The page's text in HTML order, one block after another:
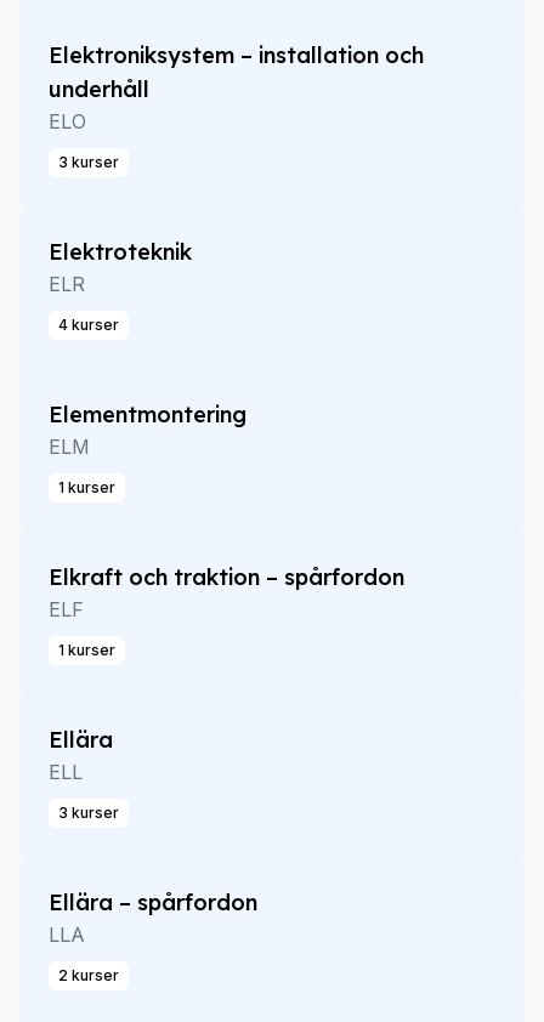
Elektroniksystem – installation och
underhåll
ELO
3 kurser
Elektroteknik
ELR
4 kurser
Elementmontering
ELM
1 kurser
Elkraft och traktion – spårfordon
ELF
1 kurser
Ellära
ELL
3 kurser
Ellära – spårfordon
LLA
2 kurser